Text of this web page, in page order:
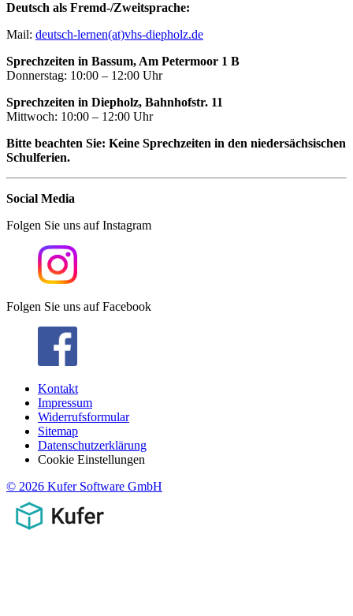
Deutsch als Fremd-/Zweitsprache:
Mail: deutsch-lernen(at)vhs-diepholz.de
Sprechzeiten in Bassum, Am Petermoor 1 B
Donnerstag: 10:00 – 12:00 Uhr
Sprechzeiten in Diepholz, Bahnhofstr. 11
Mittwoch: 10:00 – 12:00 Uhr
Bitte beachten Sie: Keine Sprechzeiten in den niedersächsischen
Schulferien.
Social Media
Folgen Sie uns auf Instagram
Folgen Sie uns auf Facebook
Kontakt
Impressum
Widerrufsformular
Sitemap
Datenschutzerklärung
Cookie Einstellungen
© 2026 Kufer Software GmbH